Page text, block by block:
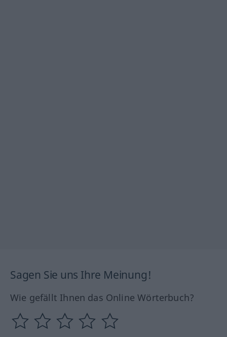
Sagen Sie uns Ihre Meinung!
Wie gefällt Ihnen das Online Wörterbuch?